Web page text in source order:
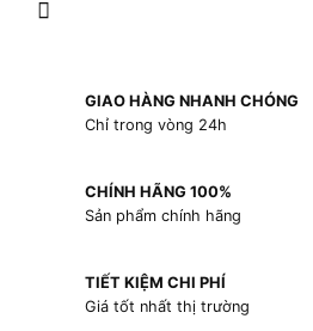
GIAO HÀNG NHANH CHÓNG
Chỉ trong vòng 24h
CHÍNH HÃNG 100%
Sản phẩm chính hãng
TIẾT KIỆM CHI PHÍ
Giá tốt nhất thị trường